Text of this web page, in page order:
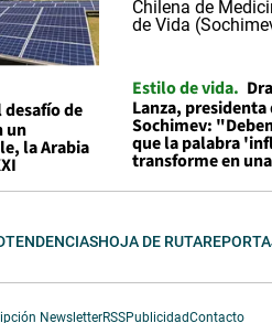
desafío de
un
la Arabia
Estilo de vida
Lanza, presidenta
Sochimev:
que la palabra
transforme en
TENDENCIASHOJA DE RUTA
NewsletterRSSPublicidadContacto